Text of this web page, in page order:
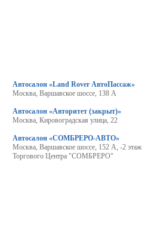
Автосалон «Land Rover АвтоПассаж»
Москва, Варшавское шоссе, 138 А
Автосалон «Авторитет (закрыт)»
Москва, Кировоградская улица, 22
Автосалон «СОМБРЕРО-АВТО»
Москва, Варшавское шоссе, 152 А, -2 этаж
Торгового Центра "СОМБРЕРО"